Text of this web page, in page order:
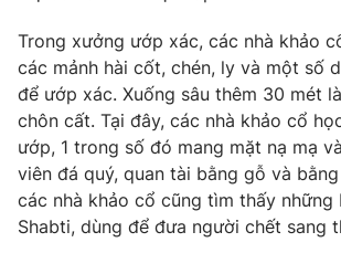
Phim VTV
Hậu trường
Nhân vật
Khán giả
Giải sao mai
Điện ảnh
Âm nhạc
Sao
Đời sống
Du lịch
Làm đẹp
Chất lượng cuộc sống
Giáo dục
Tuyển sinh
Học trực tuyến
Công nghệ
Trong xưởng ướp xác, các nhà khảo
các mảnh hài cốt, chén, ly và một số
để ướp xác. Xuống sâu thêm 30 mét
chôn cất. Tại đây, các nhà khảo cổ
ướp, 1 trong số đó mang mặt nạ mạ
viên đá quý, quan tài bằng gỗ và
các nhà khảo cổ cũng tìm thấy
Shabti, dùng để đưa người chết sang